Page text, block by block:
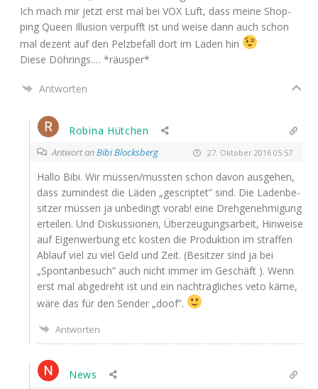
Ich mach mir jetzt erst mal bei VOX Luft, dass mei­ne Shop­
ping Queen Illu­si­on ver­pufft ist und wei­se dann auch schon
mal dezent auf den Pelz­be­fall dort im Laden hin
Die­se Döh­rings.… *räus­per*
Antworten
Robina Hütchen
Antwort anBibi Blocksberg 27. Oktober 2016 05:57
Hal­lo Bibi. Wir müssen/mussten schon davon aus­ge­hen,
dass zumin­dest die Läden „gescrip­tet” sind. Die Laden­be­
sit­zer müs­sen ja unbe­dingt vor­ab! eine Dreh­ge­neh­mi­gung
ertei­len. Und Dis­kus­sio­nen, Über­zeu­gungs­ar­beit, Hin­wei­se
auf Eigen­wer­bung etc kos­ten die Pro­duk­ti­on im straf­fen
Ablauf viel zu viel Geld und Zeit. (Besit­zer sind ja bei
„Spon­tan­be­such” auch nicht immer im Geschäft ). Wenn
erst mal abge­dreht ist und ein nach­träg­li­ches veto käme,
wäre das für den Sen­der „doof”.
Antworten
News